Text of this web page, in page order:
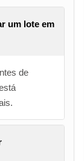
um lote em
de